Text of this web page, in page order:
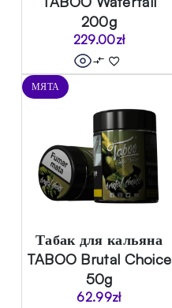
200g
229.00zł
МЯТА
Табак для кальяна
TABOO Brutal Choice
50g
62.99zł